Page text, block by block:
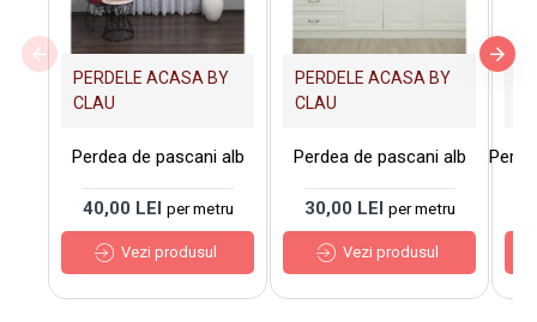
PERDELE ACASA BY
CLAU
Perdea de pascani alb
40,00 LEI per metru
Vezi produsul
PERDELE ACASA BY
CLAU
Perdea de pascani alb
30,00 LEI per metru
Vezi produsul